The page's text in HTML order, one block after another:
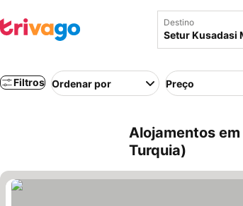
Destino
Filtros Ordenar por Preço
Alojamentos
Turquia)